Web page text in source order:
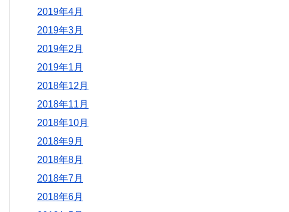
2019年4月
2019年3月
2019年2月
2019年1月
2018年12月
2018年11月
2018年10月
2018年9月
2018年8月
2018年7月
2018年6月